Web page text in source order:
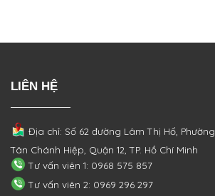
LIÊN HỆ
Địa chỉ: Số 62 đường Lâm Thị Hố, Phường
Tân Chánh Hiệp, Quận 12, TP. Hồ Chí Minh
Tư vấn viên 1: 0968 575 857
Tư vấn viên 2: 0969 296 297